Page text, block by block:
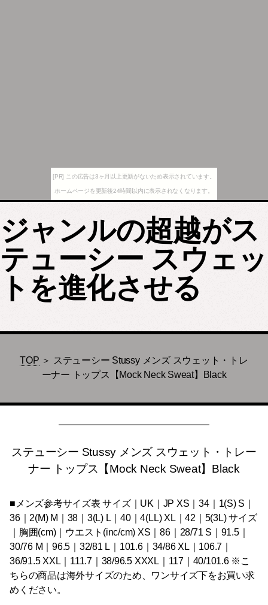
[PR] この広告は3ヶ月以上更新がないため表示されています。
ホームページを更新後24時間以内に表示されなくなります。
ジャンルの超越がス
テューシー スウェッ
トを進化させる
TOP ＞ ステューシー Stussy メンズ スウェット・トレ
ーナー トップス【Mock Neck Sweat】Black
ステューシー Stussy メンズ スウェット・トレー
ナー トップス【Mock Neck Sweat】Black
■メンズ参考サイズ表 サイズ｜UK｜JP XS｜34｜1(S) S｜
36｜2(M) M｜38｜3(L) L｜40｜4(LL) XL｜42｜5(3L) サイズ
｜胸囲(cm)｜ウエスト(inc/cm) XS｜86｜28/71 S｜91.5｜
30/76 M｜96.5｜32/81 L｜101.6｜34/86 XL｜106.7｜
36/91.5 XXL｜111.7｜38/96.5 XXXL｜117｜40/101.6 ※こ
ちらの商品は海外サイズのため、ワンサイズ下をお買い求
めください。